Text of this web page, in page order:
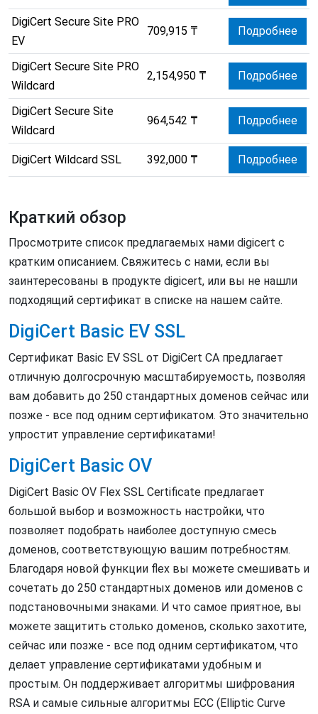
DigiCert Secure Site PRO
EV
709,915 ₸ Подробнее
DigiCert Secure Site PRO
Wildcard
2,154,950 ₸ Подробнее
DigiCert Secure Site
Wildcard
964,542 ₸ Подробнее
DigiCert Wildcard SSL 392,000 ₸ Подробнее
Краткий обзор
Просмотрите список предлагаемых нами digicert с
кратким описанием. Свяжитесь с нами, если вы
заинтересованы в продукте digicert, или вы не нашли
подходящий сертификат в списке на нашем сайте.
DigiCert Basic EV SSL
Сертификат Basic EV SSL от DigiCert CA предлагает
отличную долгосрочную масштабируемость, позволяя
вам добавить до 250 стандартных доменов сейчас или
позже - все под одним сертификатом. Это значительно
упростит управление сертификатами!
DigiCert Basic OV
DigiCert Basic OV Flex SSL Certificate предлагает
большой выбор и возможность настройки, что
позволяет подобрать наиболее доступную смесь
доменов, соответствующую вашим потребностям.
Благодаря новой функции flex вы можете смешивать и
сочетать до 250 стандартных доменов или доменов с
подстановочными знаками. И что самое приятное, вы
можете защитить столько доменов, сколько захотите,
сейчас или позже - все под одним сертификатом, что
делает управление сертификатами удобным и
простым. Он поддерживает алгоритмы шифрования
RSA и самые сильные алгоритмы ECC (Elliptic Curve